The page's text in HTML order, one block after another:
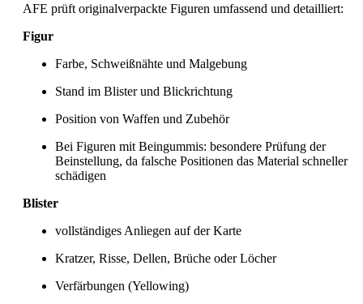
AFE prüft originalverpackte Figuren umfassend und detailliert:
Figur
Farbe, Schweißnähte und Malgebung
Stand im Blister und Blickrichtung
Position von Waffen und Zubehör
Bei Figuren mit Beingummis: besondere Prüfung der
Beinstellung, da falsche Positionen das Material schneller
schädigen
Blister
vollständiges Anliegen auf der Karte
Kratzer, Risse, Dellen, Brüche oder Löcher
Verfärbungen (Yellowing)